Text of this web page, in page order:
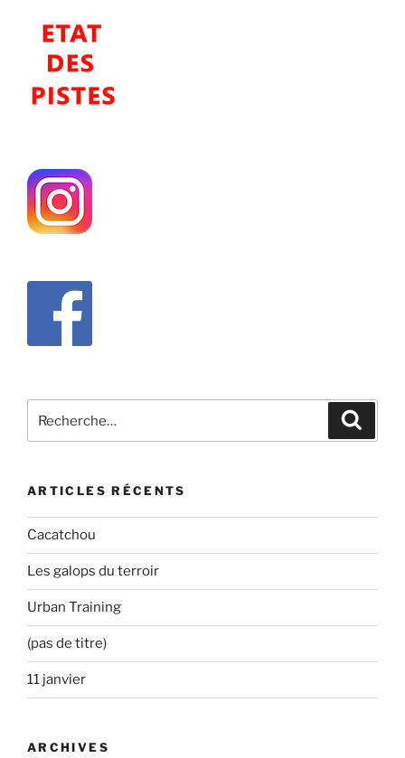
pour
ARTICLES RÉCENTS
Cacatchou
Les galops du terroir
Urban Training
(pas de titre)
11 janvier
ARCHIVES